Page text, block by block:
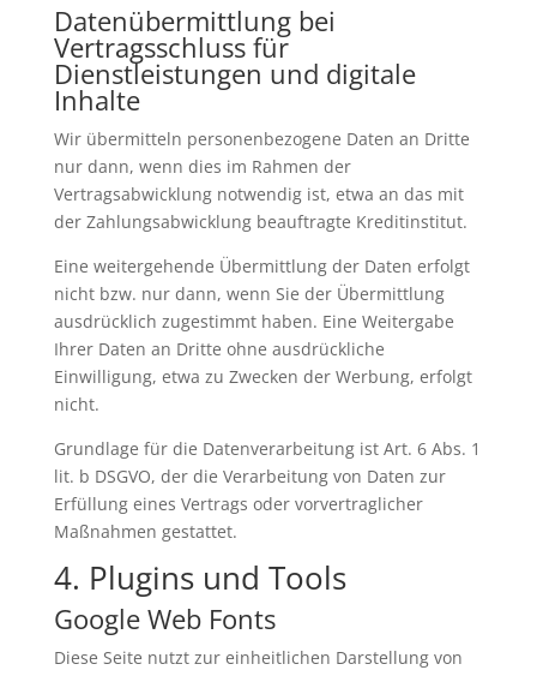
Datenübermittlung bei
Vertragsschluss für
Dienstleistungen und digitale
Inhalte
Wir übermitteln personenbezogene Daten an Dritte
nur dann, wenn dies im Rahmen der
Vertragsabwicklung notwendig ist, etwa an das mit
der Zahlungsabwicklung beauftragte Kreditinstitut.
Eine weitergehende Übermittlung der Daten erfolgt
nicht bzw. nur dann, wenn Sie der Übermittlung
ausdrücklich zugestimmt haben. Eine Weitergabe
Ihrer Daten an Dritte ohne ausdrückliche
Einwilligung, etwa zu Zwecken der Werbung, erfolgt
nicht.
Grundlage für die Datenverarbeitung ist Art. 6 Abs. 1
lit. b DSGVO, der die Verarbeitung von Daten zur
Erfüllung eines Vertrags oder vorvertraglicher
Maßnahmen gestattet.
4. Plugins und Tools
Google Web Fonts
Diese Seite nutzt zur einheitlichen Darstellung von